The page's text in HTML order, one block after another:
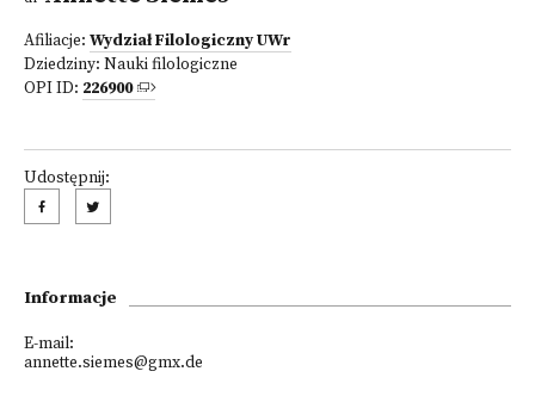
Afiliacje: Wydział Filologiczny UWr
Dziedziny: Nauki filologiczne
OPI ID: 226900
Udostępnij:
Informacje
E-mail:
annette.siemes@gmx.de